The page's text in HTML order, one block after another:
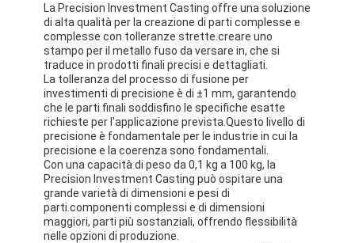
La Precision Investment Casting offre una soluzione
di alta qualità per la creazione di parti complesse e
complesse con tolleranze strette.creare uno
stampo per il metallo fuso da versare in, che si
traduce in prodotti finali precisi e dettagliati.
La tolleranza del processo di fusione per
investimenti di precisione è di ±1 mm, garantendo
che le parti finali soddisfino le specifiche esatte
richieste per l'applicazione prevista.Questo livello di
precisione è fondamentale per le industrie in cui la
precisione e la coerenza sono fondamentali.
Con una capacità di peso da 0,1 kg a 100 kg, la
Precision Investment Casting può ospitare una
grande varietà di dimensioni e pesi di
parti.componenti complessi e di dimensioni
maggiori, parti più sostanziali, offrendo flessibilità
nelle opzioni di produzione.